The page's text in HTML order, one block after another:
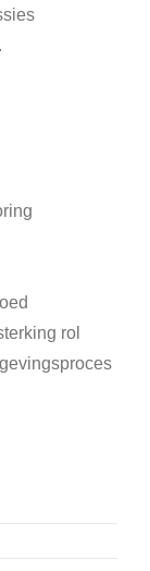
rol